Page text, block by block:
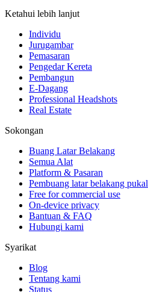
Ketahui lebih lanjut
Individu
Jurugambar
Pemasaran
Pengedar Kereta
Pembangun
E-Dagang
Professional Headshots
Real Estate
Sokongan
Buang Latar Belakang
Semua Alat
Platform & Pasaran
Pembuang latar belakang pukal
Free for commercial use
On-device privacy
Bantuan & FAQ
Hubungi kami
Syarikat
Blog
Tentang kami
Status